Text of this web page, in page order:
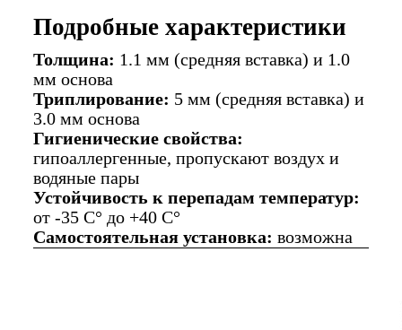
Подробные характеристики
Толщина: 1.1 мм (средняя вставка) и 1.0
мм основа
Триплирование: 5 мм (средняя вставка) и
3.0 мм основа
Гигиенические свойства:
гипоаллергенные, пропускают воздух и
водяные пары
Устойчивость к перепадам температур:
от -35 C° до +40 C°
Самостоятельная установка: возможна